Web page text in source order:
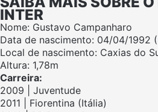
INTER
Nome: Gustavo Campanharo
Data de nascimento: 04/04/1992
Local de nascimento: Caxias do
Altura: 1,78m
Carreira:
2009 | Juventude
2011 | Fiorentina (Itália)